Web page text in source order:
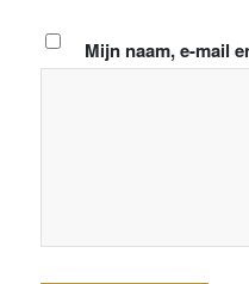
Mijn naam, e-mail
browser voor de